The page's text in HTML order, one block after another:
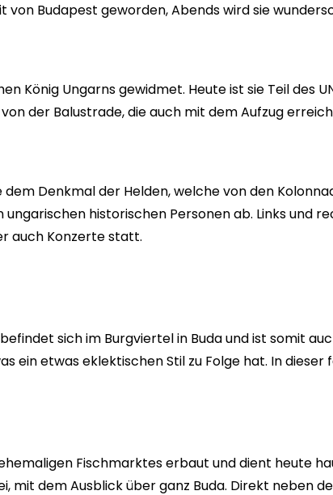
Budapest geworden, Abends wird sie
König Ungarns gewidmet. Heute ist sie Teil des
der Balustrade, die auch mit dem Aufzug
Denkmal der Helden, welche von den
historischen Personen ab. Links und
auch Konzerte statt.
sich im Burgviertel in Buda und ist somit
etwas eklektischen Stil zu Folge hat. In dieser
Fischmarktes erbaut und dient heute
mit dem Ausblick über ganz Buda. Direkt neben